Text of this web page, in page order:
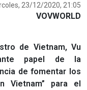
23/12/2020, 21:05
VOVWORLD
de Vietnam, Vu
papel de la
de fomentar los
Vietnam” para el